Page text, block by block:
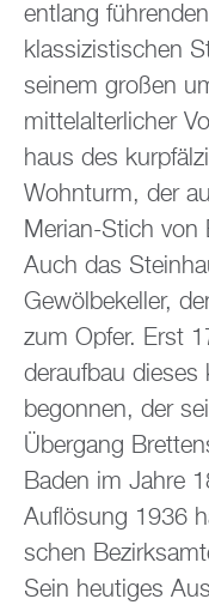
ent­lang
klas­si­zis­ti­schen
sei­nem gro­ßen
mit­tel­al­ter­li­cher
haus des
Wohn­turm, der
Me­ri­an-Stich von
Auch das
Ge­wöl­be­kel­ler,
zum Opfer. Erst
der­auf­bau die­ses
be­gon­nen, der
Über­gang
Baden im Jahre
Auf­lö­sung 1936
schen
Sein heu­ti­ges